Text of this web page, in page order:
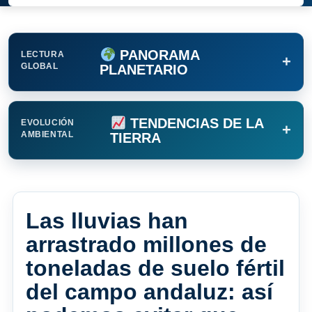
LECTURA
GLOBAL
PANORAMA
PLANETARIO
+
EVOLUCIÓN
AMBIENTAL
TENDENCIAS DE LA
TIERRA
+
Las lluvias han
arrastrado millones de
toneladas de suelo fértil
del campo andaluz: así